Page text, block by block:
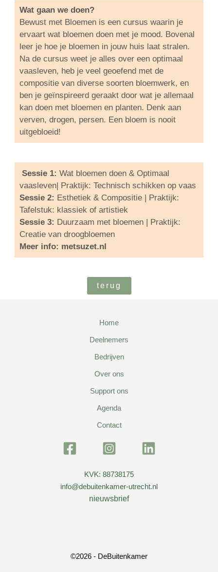
Wat gaan we doen?
Bewust met Bloemen is een cursus waarin je
ervaart wat bloemen doen met je mood. Bovenal
leer je hoe je bloemen in jouw huis laat stralen.
Na de cursus weet je alles over een optimaal
vaasleven, heb je veel geoefend met de
compositie van diverse soorten bloemwerk, en
ben je geïnspireerd geraakt door wat je allemaal
kan doen met bloemen en planten. Denk aan
verven, drogen, persen. Een bloem is nooit
uitgebloeid!
Sessie 1: Wat bloemen doen & Optimaal
vaasleven| Praktijk: Technisch schikken op vaas
Sessie 2: Esthetiek & Compositie | Praktijk:
Tafelstuk: klassiek of artistiek
Sessie 3: Duurzaam met bloemen | Praktijk:
Creatie van droogbloemen
Meer info: metsuzet.nl
terug
Home
Deelnemers
Bedrijven
Over ons
Support ons
Agenda
Contact
KVK: 88738175
info@debuitenkamer-utrecht.nl
nieuwsbrief
©2026 - DeBuitenkamer